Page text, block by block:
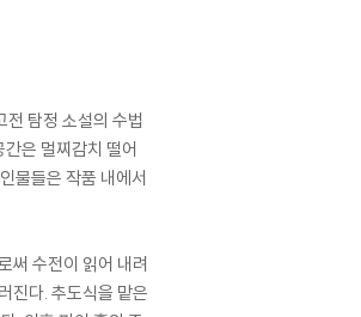
전 탐정 소설의 수법
은 멀찌감치 떨어
물들은 작품 내에서
써 수전이 읽어 내려
진다. 추도식을 맡은